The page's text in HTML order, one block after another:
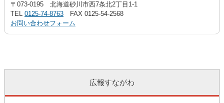
〒073-0195 北海道砂川市西7条北2丁目1-1
TEL 0125-74-8763 FAX 0125-54-2568
お問い合わせフォーム
広報すながわ